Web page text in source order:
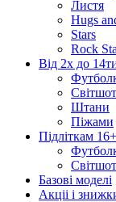
Листя
Hugs
Stars
Rock
Від 2х до
Штани
Піжами
Підліткам
Базові моделі
Акціі і